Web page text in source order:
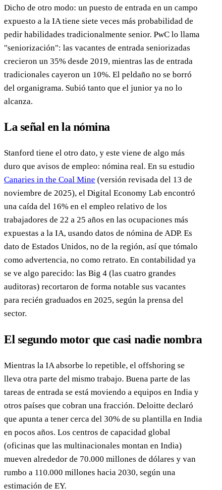
Dicho de otro modo: un puesto de entrada en un campo
expuesto a la IA tiene siete veces más probabilidad de
pedir habilidades tradicionalmente senior. PwC lo llama
"seniorización": las vacantes de entrada seniorizadas
crecieron un 35% desde 2019, mientras las de entrada
tradicionales cayeron un 10%. El peldaño no se borró
del organigrama. Subió tanto que el junior ya no lo
alcanza.
La señal en la nómina
Stanford tiene el otro dato, y este viene de algo más
duro que avisos de empleo: nómina real. En su estudio
Canaries in the Coal Mine (versión revisada del 13 de
noviembre de 2025), el Digital Economy Lab encontró
una caída del 16% en el empleo relativo de los
trabajadores de 22 a 25 años en las ocupaciones más
expuestas a la IA, usando datos de nómina de ADP. Es
dato de Estados Unidos, no de la región, así que tómalo
como advertencia, no como retrato. En contabilidad ya
se ve algo parecido: las Big 4 (las cuatro grandes
auditoras) recortaron de forma notable sus vacantes
para recién graduados en 2025, según la prensa del
sector.
El segundo motor que casi nadie nombra
Mientras la IA absorbe lo repetible, el offshoring se
lleva otra parte del mismo trabajo. Buena parte de las
tareas de entrada se está moviendo a equipos en India y
otros países que cobran una fracción. Deloitte declaró
que apunta a tener cerca del 30% de su plantilla en India
en pocos años. Los centros de capacidad global
(oficinas que las multinacionales montan en India)
mueven alrededor de 70.000 millones de dólares y van
rumbo a 110.000 millones hacia 2030, según una
estimación de EY.